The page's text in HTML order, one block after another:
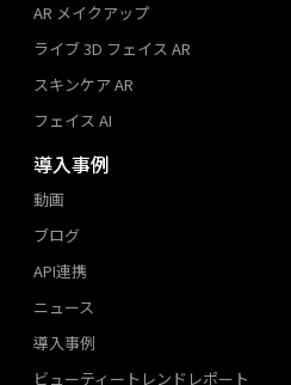
AR メイクアップ
ライブ 3D フェイス AR
スキンケア AR
フェイス AI
導入事例
動画
ブログ
API連携
ニュース
導入事例
ビューティートレンドレポート